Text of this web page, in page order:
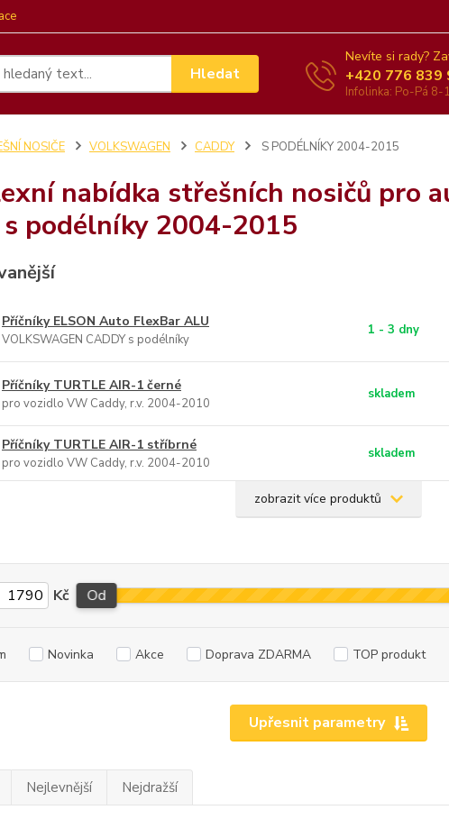
Hledat
Nevíte si rady?
+420 776 839
Infolinka: Po-Pá 8-
NOSIČE VOLKSWAGEN CADDY S PODÉLNÍKY 2004-2015
nabídka střešních nosičů pro
s podélníky 2004-2015
Příčníky ELSON Auto FlexBar ALU
VOLKSWAGEN CADDY s podélníky
1 - 3 dny
Příčníky TURTLE AIR-1 černé
pro vozidlo VW Caddy, r.v. 2004-2010
skladem
Příčníky TURTLE AIR-1 stříbrné
pro vozidlo VW Caddy, r.v. 2004-2010
skladem
zobrazit více produktů
Upřesnit parametry
Kč Od
Novinka Akce Doprava ZDARMA TOP produkt
Nejlevnější Nejdražší